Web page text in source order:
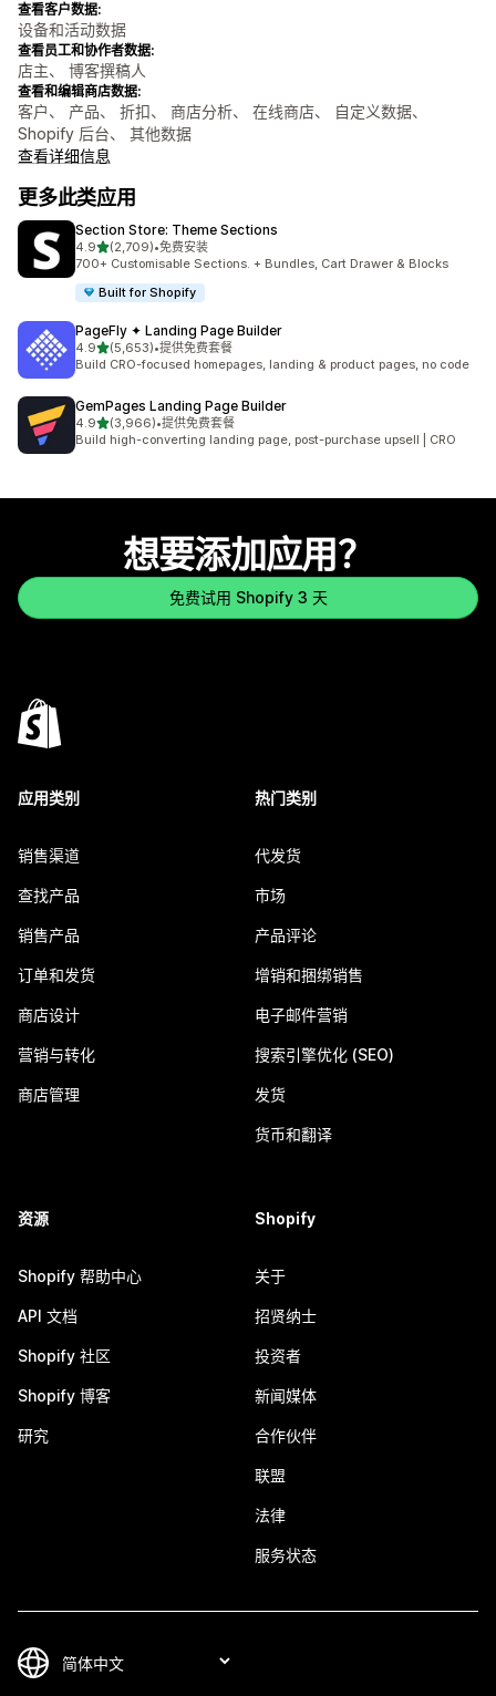
查看客户数据:
设备和活动数据
查看员工和协作者数据:
店主、 博客撰稿人
查看和编辑商店数据:
客户、 产品、 折扣、 商店分析、 在线商店、 自定义数据、
Shopify 后台、 其他数据
查看详细信息
更多此类应用
Section Store: Theme Sections
4.9星（满分 5 星）
(2,709)
总共 2709 条评论
•免费安装
700+ Customisable Sections. + Bundles, Cart Drawer & Blocks
Built for Shopify
PageFly ✦ Landing Page Builder
4.9星（满分 5 星）
(5,653)
总共 5653 条评论
•提供免费套餐
Build CRO-focused homepages, landing & product pages, no code
GemPages Landing Page Builder
4.9星（满分 5 星）
(3,966)
总共 3966 条评论
•提供免费套餐
Build high-converting landing page, post-purchase upsell | CRO
想要添加应用？
免费试用 Shopify 3 天
应用类别
销售渠道
查找产品
销售产品
订单和发货
商店设计
营销与转化
商店管理
热门类别
代发货
市场
产品评论
增销和捆绑销售
电子邮件营销
搜索引擎优化 (SEO)
发货
货币和翻译
资源
Shopify 帮助中心
API 文档
Shopify 社区
Shopify 博客
研究
Shopify
关于
招贤纳士
投资者
新闻媒体
合作伙伴
联盟
法律
服务状态